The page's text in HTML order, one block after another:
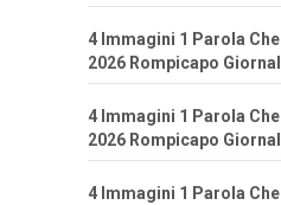
4 Immagini 1 Parola
2026 Rompicapo
4 Immagini 1 Parola
2026 Rompicapo
4 Immagini 1 Parola